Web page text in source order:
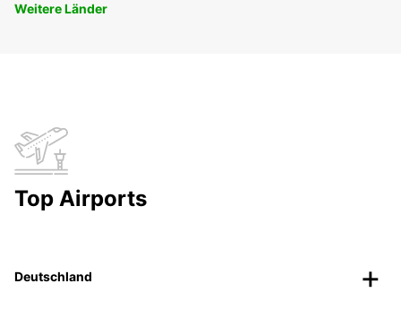
Weitere Länder
Top Airports
Deutschland